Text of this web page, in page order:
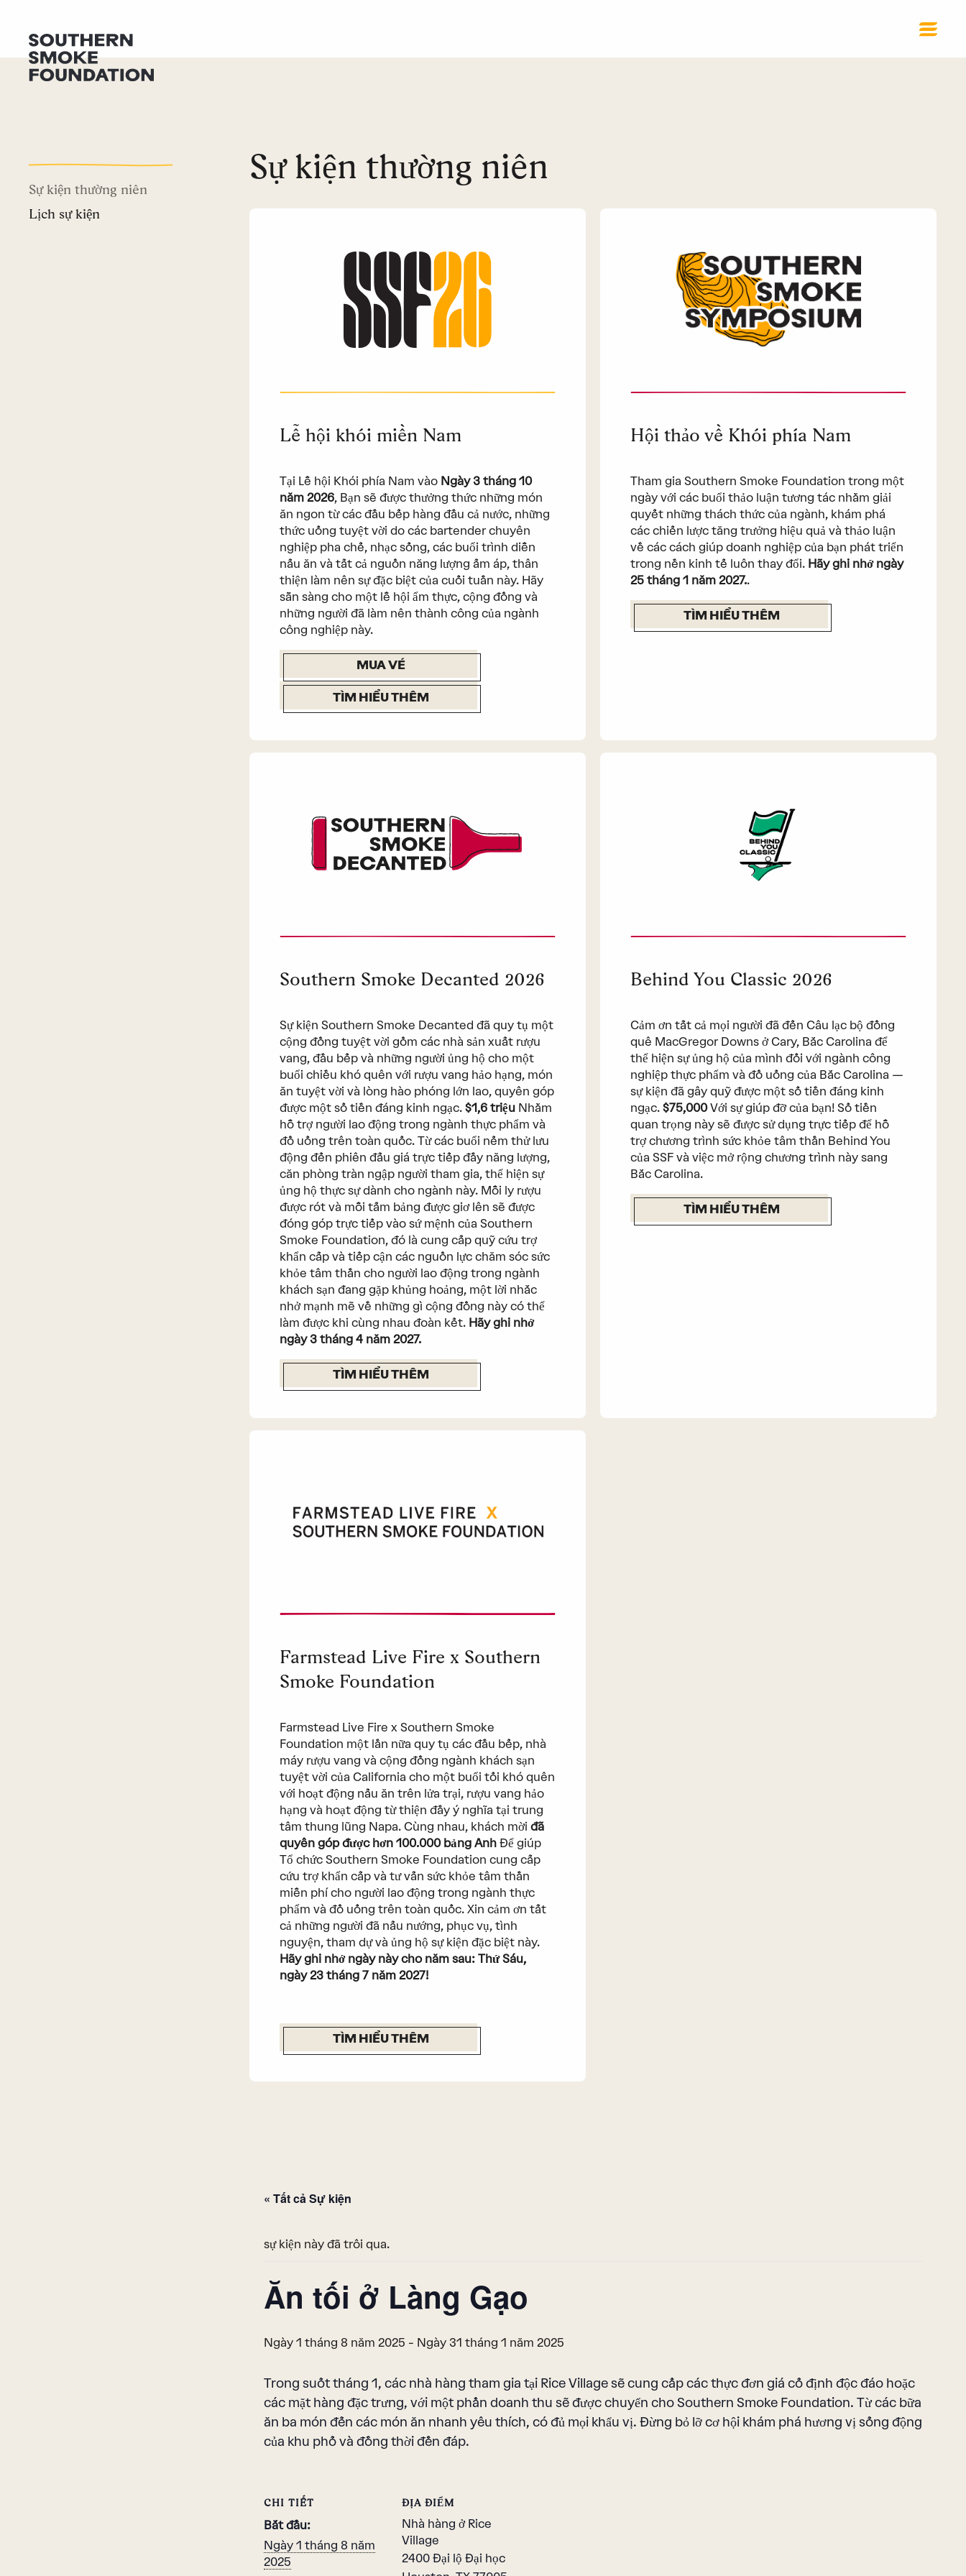
Sự kiện thường niên
Lịch sự kiện
Sự kiện thường niên
Lễ hội khói miền Nam
Tại Lễ hội Khói phía Nam vào Ngày 3 tháng 10
năm 2026, Bạn sẽ được thưởng thức những món
ăn ngon từ các đầu bếp hàng đầu cả nước, những
thức uống tuyệt vời do các bartender chuyên
nghiệp pha chế, nhạc sống, các buổi trình diễn
nấu ăn và tất cả nguồn năng lượng ấm áp, thân
thiện làm nên sự đặc biệt của cuối tuần này. Hãy
sẵn sàng cho một lễ hội ẩm thực, cộng đồng và
những người đã làm nên thành công của ngành
công nghiệp này.
MUA VÉ
TÌM HIỂU THÊM
Hội thảo về Khói phía Nam
Tham gia Southern Smoke Foundation trong một
ngày với các buổi thảo luận tương tác nhằm giải
quyết những thách thức của ngành, khám phá
các chiến lược tăng trưởng hiệu quả và thảo luận
về các cách giúp doanh nghiệp của bạn phát triển
trong nền kinh tế luôn thay đổi. Hãy ghi nhớ ngày
25 tháng 1 năm 2027..
TÌM HIỂU THÊM
Southern Smoke Decanted 2026
Sự kiện Southern Smoke Decanted đã quy tụ một
cộng đồng tuyệt vời gồm các nhà sản xuất rượu
vang, đầu bếp và những người ủng hộ cho một
buổi chiều khó quên với rượu vang hảo hạng, món
ăn tuyệt vời và lòng hào phóng lớn lao, quyên góp
được một số tiền đáng kinh ngạc. $1,6 triệuNhằm
hỗ trợ người lao động trong ngành thực phẩm và
đồ uống trên toàn quốc. Từ các buổi nếm thử lưu
động đến phiên đấu giá trực tiếp đầy năng lượng,
căn phòng tràn ngập người tham gia, thể hiện sự
ủng hộ thực sự dành cho ngành này. Mỗi ly rượu
được rót và mỗi tấm bảng được giơ lên sẽ được
đóng góp trực tiếp vào sứ mệnh của Southern
Smoke Foundation, đó là cung cấp quỹ cứu trợ
khẩn cấp và tiếp cận các nguồn lực chăm sóc sức
khỏe tâm thần cho người lao động trong ngành
khách sạn đang gặp khủng hoảng, một lời nhắc
nhở mạnh mẽ về những gì cộng đồng này có thể
làm được khi cùng nhau đoàn kết. Hãy ghi nhớ
ngày 3 tháng 4 năm 2027.
TÌM HIỂU THÊM
Behind You Classic 2026
Cảm ơn tất cả mọi người đã đến Câu lạc bộ đồng
quê MacGregor Downs ở Cary, Bắc Carolina để
thể hiện sự ủng hộ của mình đối với ngành công
nghiệp thực phẩm và đồ uống của Bắc Carolina —
sự kiện đã gây quỹ được một số tiền đáng kinh
ngạc. $75,000Với sự giúp đỡ của bạn! Số tiền
quan trọng này sẽ được sử dụng trực tiếp để hỗ
trợ chương trình sức khỏe tâm thần Behind You
của SSF và việc mở rộng chương trình này sang
Bắc Carolina.
TÌM HIỂU THÊM
Farmstead Live Fire x Southern
Smoke Foundation
Farmstead Live Fire x Southern Smoke
Foundation một lần nữa quy tụ các đầu bếp, nhà
máy rượu vang và cộng đồng ngành khách sạn
tuyệt vời của California cho một buổi tối khó quên
với hoạt động nấu ăn trên lửa trại, rượu vang hảo
hạng và hoạt động từ thiện đầy ý nghĩa tại trung
tâm thung lũng Napa. Cùng nhau, khách mời đã
quyên góp được hơn 100.000 bảng AnhĐể giúp
Tổ chức Southern Smoke Foundation cung cấp
cứu trợ khẩn cấp và tư vấn sức khỏe tâm thần
miễn phí cho người lao động trong ngành thực
phẩm và đồ uống trên toàn quốc. Xin cảm ơn tất
cả những người đã nấu nướng, phục vụ, tình
nguyện, tham dự và ủng hộ sự kiện đặc biệt này.
Hãy ghi nhớ ngày này cho năm sau: Thứ Sáu,
ngày 23 tháng 7 năm 2027!
TÌM HIỂU THÊM
« Tất cả Sự kiện
sự kiện này đã trôi qua.
Ăn tối ở Làng Gạo
Ngày 1 tháng 8 năm 2025 - Ngày 31 tháng 1 năm 2025
Trong suốt tháng 1, các nhà hàng tham gia tại Rice Village sẽ cung cấp các thực đơn giá cố định độc đáo hoặc
các mặt hàng đặc trưng, với một phần doanh thu sẽ được chuyển cho Southern Smoke Foundation. Từ các bữa
ăn ba món đến các món ăn nhanh yêu thích, có đủ mọi khẩu vị. Đừng bỏ lỡ cơ hội khám phá hương vị sống động
của khu phố và đồng thời đền đáp.
CHI TIẾT
Bắt đầu:
Ngày 1 tháng 8 năm
2025
ĐỊA ĐIỂM
Nhà hàng ở Rice
Village
2400 Đại lộ Đại học